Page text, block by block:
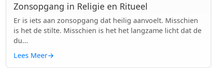
Zonsopgang in Religie en Ritueel
Er is iets aan zonsopgang dat heilig aanvoelt. Misschien
is het de stilte. Misschien is het het langzame licht dat de
du...
Lees Meer→